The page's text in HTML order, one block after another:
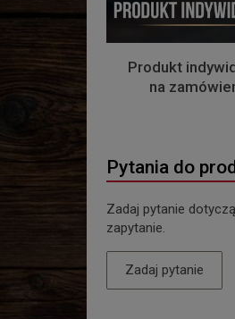
Produkt
na
Pytania do
Zadaj pytanie
zapytanie.
Zadaj pytanie